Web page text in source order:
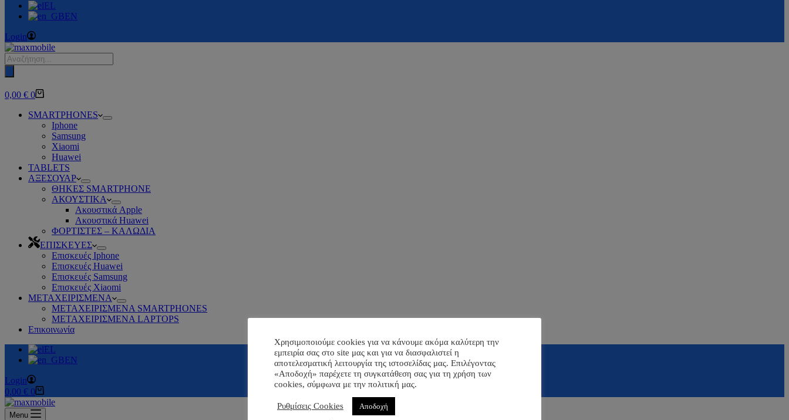
EL
EN
Login
Products
search
Καλάθι
0,00 € 0
SMARTPHONES
Iphone
Samsung
Xiaomi
Huawei
TABLETS
ΑΞΕΣΟΥΑΡ
ΘΗΚΕΣ SMARTPHONE
ΑΚΟΥΣΤΙΚΑ
Ακουστικά Apple
Ακουστικά Huawei
ΦΟΡΤΙΣΤΕΣ – ΚΑΛΩΔΙΑ
ΕΠΙΣΚΕΥΕΣ
Επισκευές Iphone
Επισκευές Huawei
Επισκευές Samsung
Επισκευές Xiaomi
ΜΕΤΑΧΕΙΡΙΣΜΕΝΑ
ΜΕΤΑΧΕΙΡΙΣΜΕΝΑ SMARTPHONES
ΜΕΤΑΧΕΙΡΙΣΜΕΝΑ LAPTOPS
Επικοινωνία
EL
EN
Login
Καλάθι
Αγορών
0,00 € 0
Menu
Χρησιμοποιούμε cookies για να κάνουμε ακόμα καλύτερη την
εμπειρία σας στο site μας και για να διασφαλιστεί η
αποτελεσματική λειτουργία της ιστοσελίδας μας. Επιλέγοντας
«Αποδοχή» παρέχετε τη συγκατάθεση σας για τη χρήση των
cookies, σύμφωνα με την πολιτική μας.
Ρυθμίσεις Cookies Αποδοχή